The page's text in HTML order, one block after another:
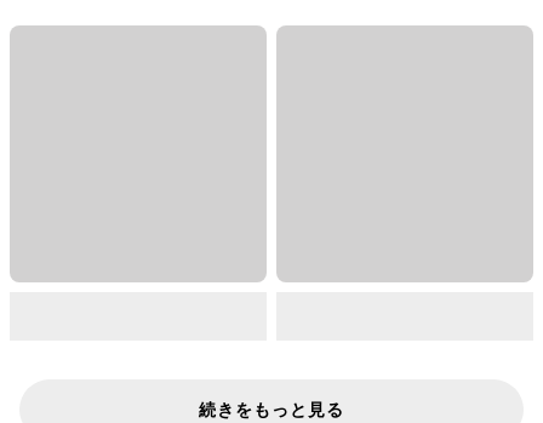
続きをもっと見る